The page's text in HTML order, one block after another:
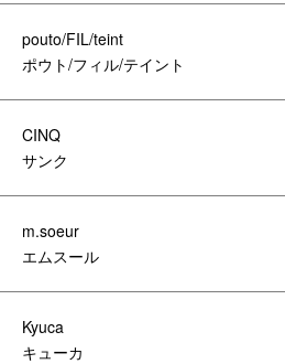
pouto/FIL/teint
ポウト/フィル/テイント
CINQ
サンク
m.soeur
エムスール
Kyuca
キューカ